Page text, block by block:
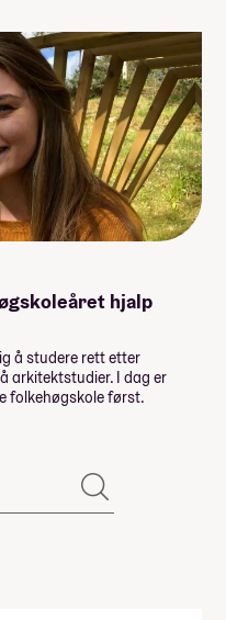
hjalp
å studere rett etter
arkitektstudier. I dag er
folkehøgskole først.